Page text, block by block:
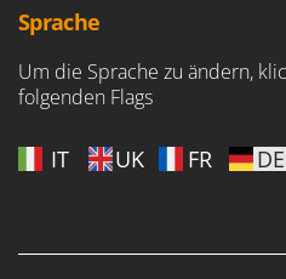
Pflüge für Traktor
Plasmaschneider
Pools
R
G
G3 Ferrari
Gardena
Garofalo
GeoTech
GeoTech Pro
Ginko - MGM
Sprache
Um die Sprache zu ändern,
folgenden Flags
IT UK FR DE